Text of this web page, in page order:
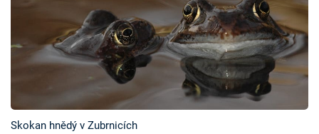
TV Program
Časopis
Sledujte prima+
Přihlášení
Skokan hnědý v Zubrnicích